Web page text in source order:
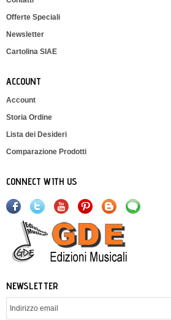
Offerte Speciali
Newsletter
Cartolina SIAE
ACCOUNT
Account
Storia Ordine
Lista dei Desideri
Comparazione Prodotti
CONNECT WITH US
NEWSLETTER